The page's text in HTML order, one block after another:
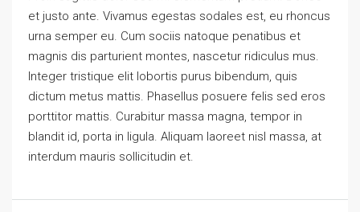
et justo ante. Vivamus egestas sodales est, eu rhoncus
urna semper eu. Cum sociis natoque penatibus et
magnis dis parturient montes, nascetur ridiculus mus.
Integer tristique elit lobortis purus bibendum, quis
dictum metus mattis. Phasellus posuere felis sed eros
porttitor mattis. Curabitur massa magna, tempor in
blandit id, porta in ligula. Aliquam laoreet nisl massa, at
interdum mauris sollicitudin et.